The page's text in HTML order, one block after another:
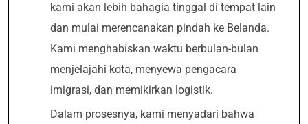
kami akan lebih bahagia tinggal di tempat lain
dan mulai merencanakan pindah ke Belanda.
Kami menghabiskan waktu berbulan-bulan
menjelajahi kota, menyewa pengacara
imigrasi, dan memikirkan logistik.
Dalam prosesnya, kami menyadari bahwa